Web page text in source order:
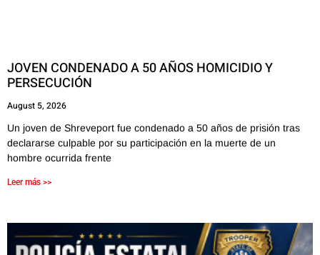
JOVEN CONDENADO A 50 AÑOS HOMICIDIO Y
PERSECUCIÓN
August 5, 2026
Un joven de Shreveport fue condenado a 50 años de prisión tras
declararse culpable por su participación en la muerte de un
hombre ocurrida frente
Leer más >>